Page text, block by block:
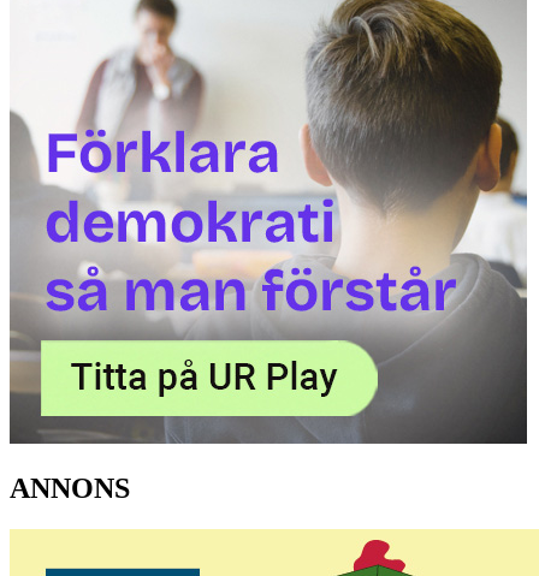
ANNONS